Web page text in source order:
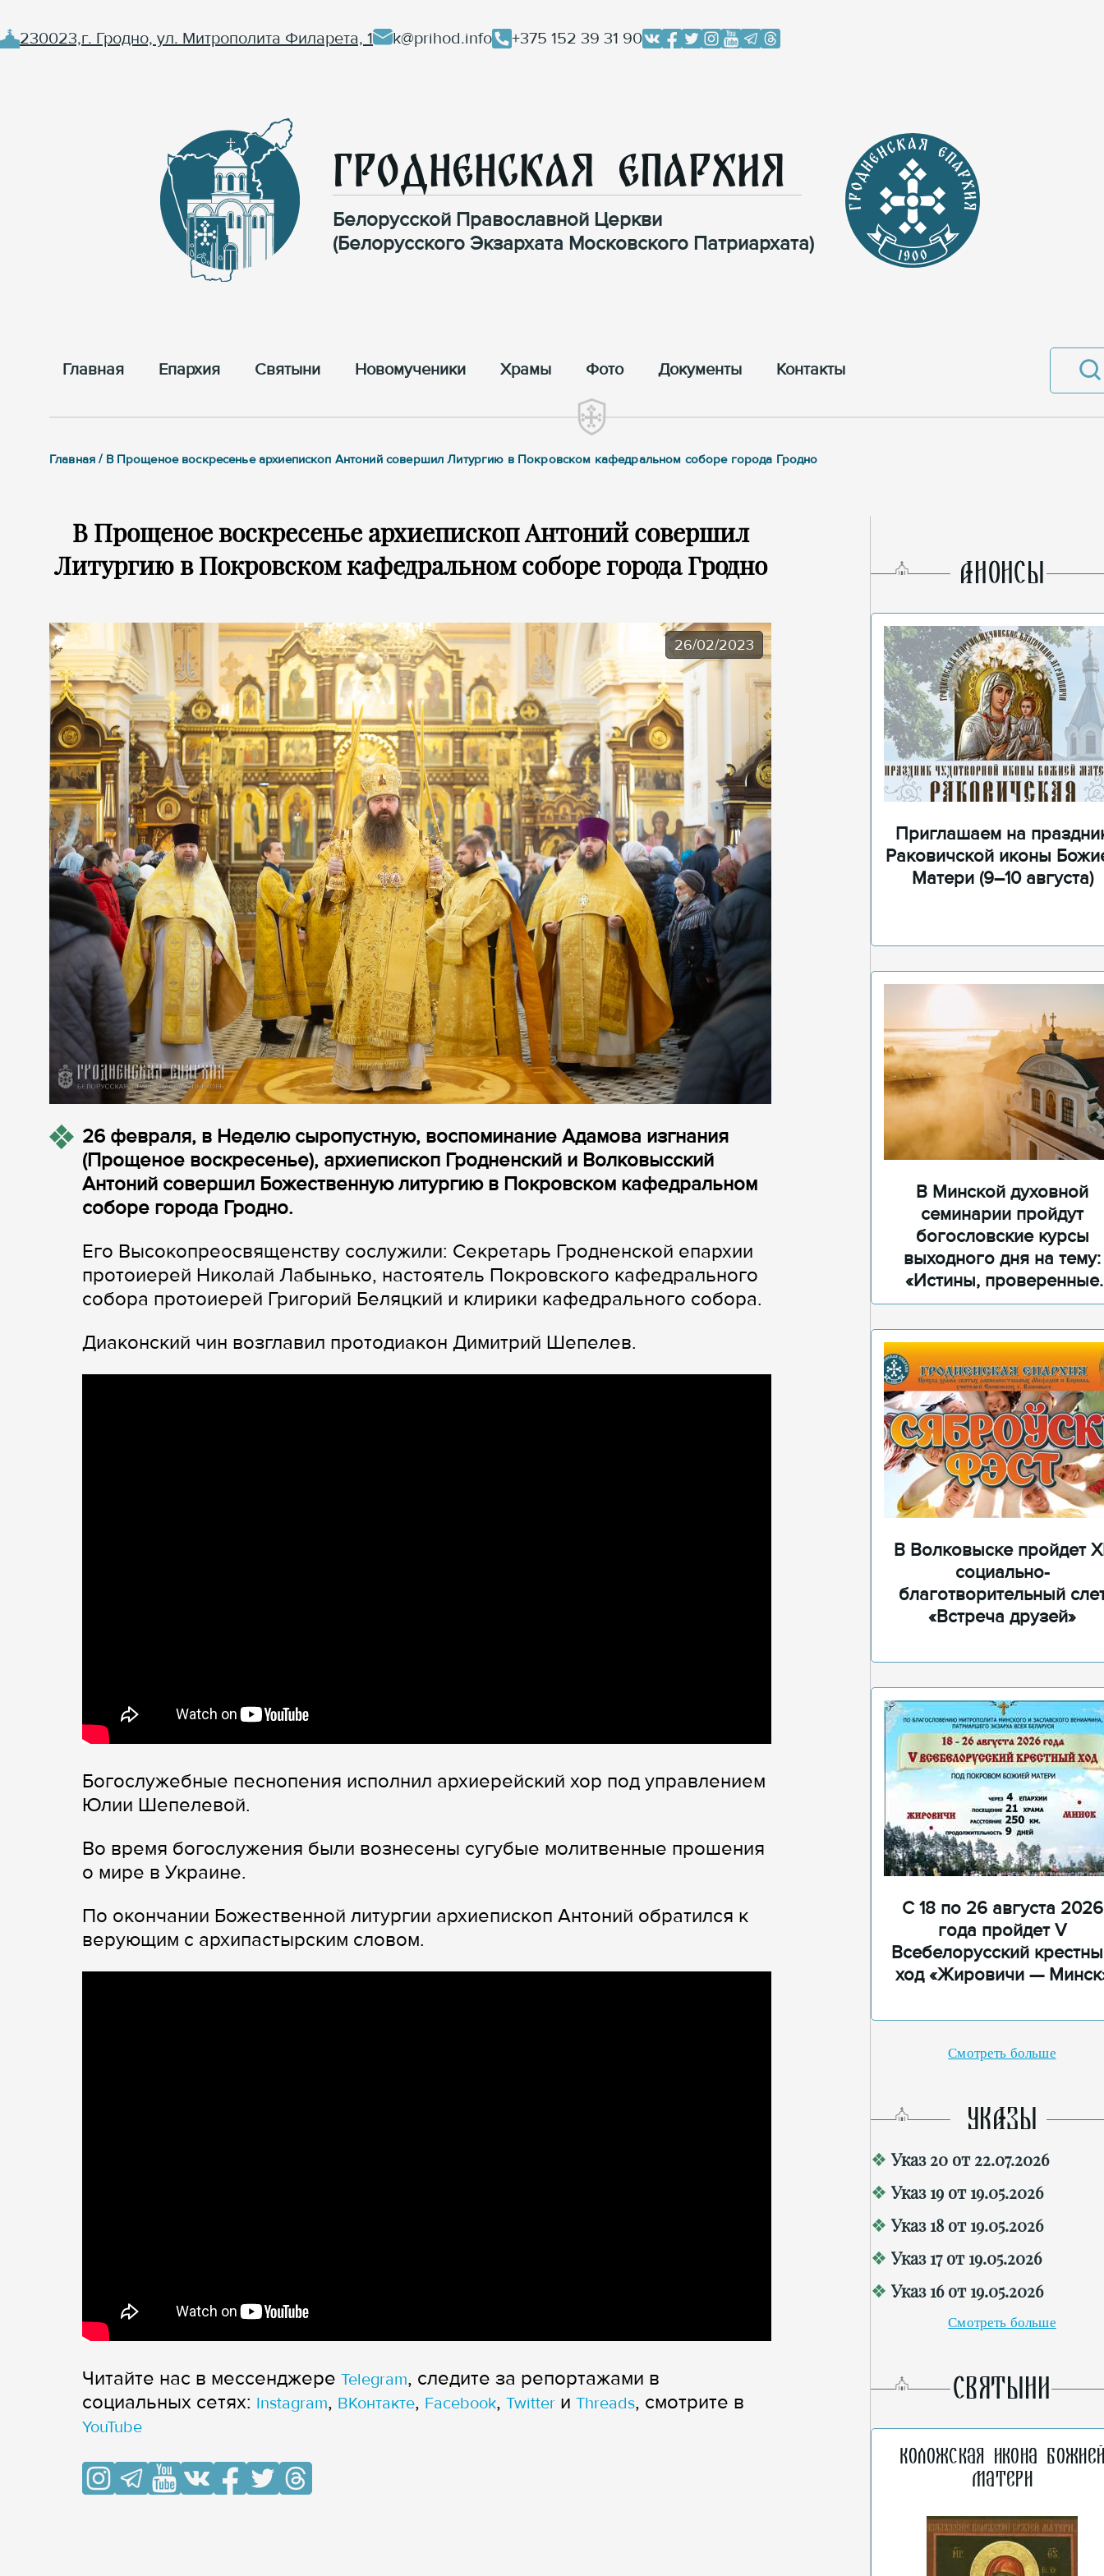
230023,г. Гродно, ул. Митрополита Филарета, 1 k@prihod.info +375 152 39 31 90
Гродненская Епархия
Белорусской Православной Церкви
(Белорусского Экзархата Московского Патриархата)
Главная Епархия Cвятыни Новомученики Храмы Фото Документы Контакты
Главная / В Прощеное воскресенье архиепископ Антоний совершил Литургию в Покровском кафедральном соборе города Гродно
В Прощеное воскресенье архиепископ Антоний совершил
Литургию в Покровском кафедральном соборе города Гродно
26/02/2023
26 февраля, в Неделю сыропустную, воспоминание Адамова изгнания
(Прощеное воскресенье), архиепископ Гродненский и Волковысский
Антоний совершил Божественную литургию в Покровском кафедральном
соборе города Гродно.
Его Высокопреосвященству сослужили: Секретарь Гродненской епархии
протоиерей Николай Лабынько, настоятель Покровского кафедрального
собора протоиерей Григорий Беляцкий и клирики кафедрального собора.
Диаконский чин возглавил протодиакон Димитрий Шепелев.
Богослужебные песнопения исполнил архиерейский хор под управлением
Юлии Шепелевой.
Во время богослужения были вознесены сугубые молитвенные прошения
о мире в Украине.
По окончании Божественной литургии архиепископ Антоний обратился к
верующим с архипастырским словом.
Читайте нас в мессенджере Telegram, следите за репортажами в
cоциальных сетях: Instagram, ВКонтакте, Facebook, Twitter и Threads, смотрите в
YouTube
AНОНСЫ
Приглашаем на
Раковичской иконы
Матери (9–10 августа)
В Минской духовной
семинарии пройдут
богословские курсы
выходного дня на тему:
«Истины, проверенные
временем»
В Волковыске пройдет
социально-
благотворительный
«Встреча друзей»
С 18 по 26 августа 2026
года пройдет V
Всебелорусский
ход «Жировичи —
Смотреть больше
УКАЗЫ
Указ 20 от 22.07.2026
Указ 19 от 19.05.2026
Указ 18 от 19.05.2026
Указ 17 от 19.05.2026
Указ 16 от 19.05.2026
Смотреть больше
СВЯТЫНИ
Коложская икона
Матери